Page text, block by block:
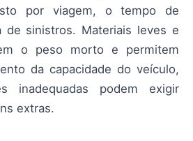
por viagem, o tempo de
de sinistros. Materiais leves e
o peso morto e permitem
da capacidade do veículo,
inadequadas podem exigir
extras.